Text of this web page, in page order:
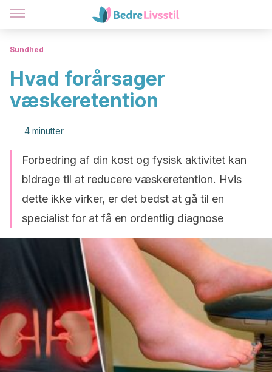
Sundhed
Hvad forårsager
væskeretention
4 minutter
Forbedring af din kost og fysisk aktivitet kan
bidrage til at reducere væskeretention. Hvis
dette ikke virker, er det bedst at gå til en
specialist for at få en ordentlig diagnose